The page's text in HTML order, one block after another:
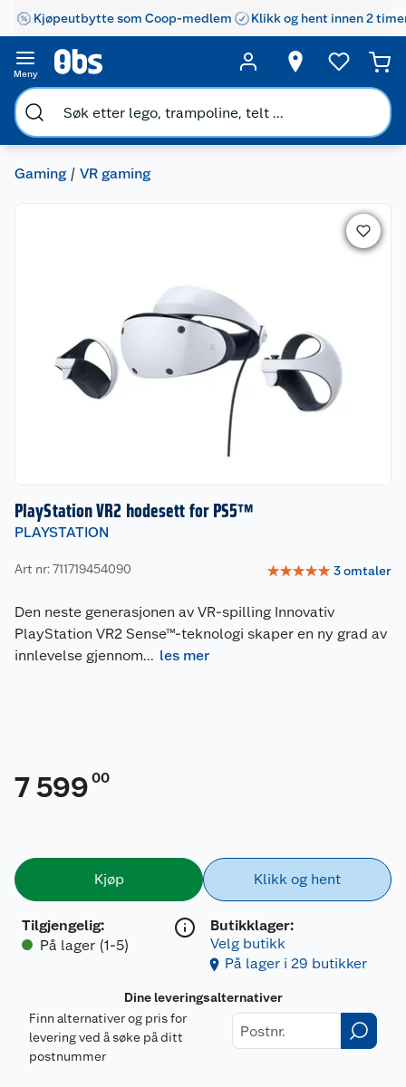
Kjøpeutbytte som Coop-medlem Klikk og hent innen 2
Meny
Gaming VR gaming
PlayStation VR2 hodesett for PS5™
PLAYSTATION
Art nr: 711719454090 ☆☆☆☆☆ 3omtaler
Den neste generasjonen av VR-spilling Innovativ
PlayStation VR2 Sense™-teknologi skaper en ny grad av
innlevelse gjennom... les mer
7 599 00
Kjøp
Tilgjengelig:
På lager (1-5)
Klikk og hent
Butikklager:
Velg butikk
På lager i 29 butikker
Dine leveringsalternativer
Finn alternativer og pris for
levering ved å søke på ditt
postnummer